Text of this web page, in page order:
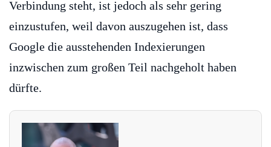
Verbindung steht, ist jedoch als sehr gering
einzustufen, weil davon auszugehen ist, dass
Google die ausstehenden Indexierungen
inzwischen zum großen Teil nachgeholt haben
dürfte.